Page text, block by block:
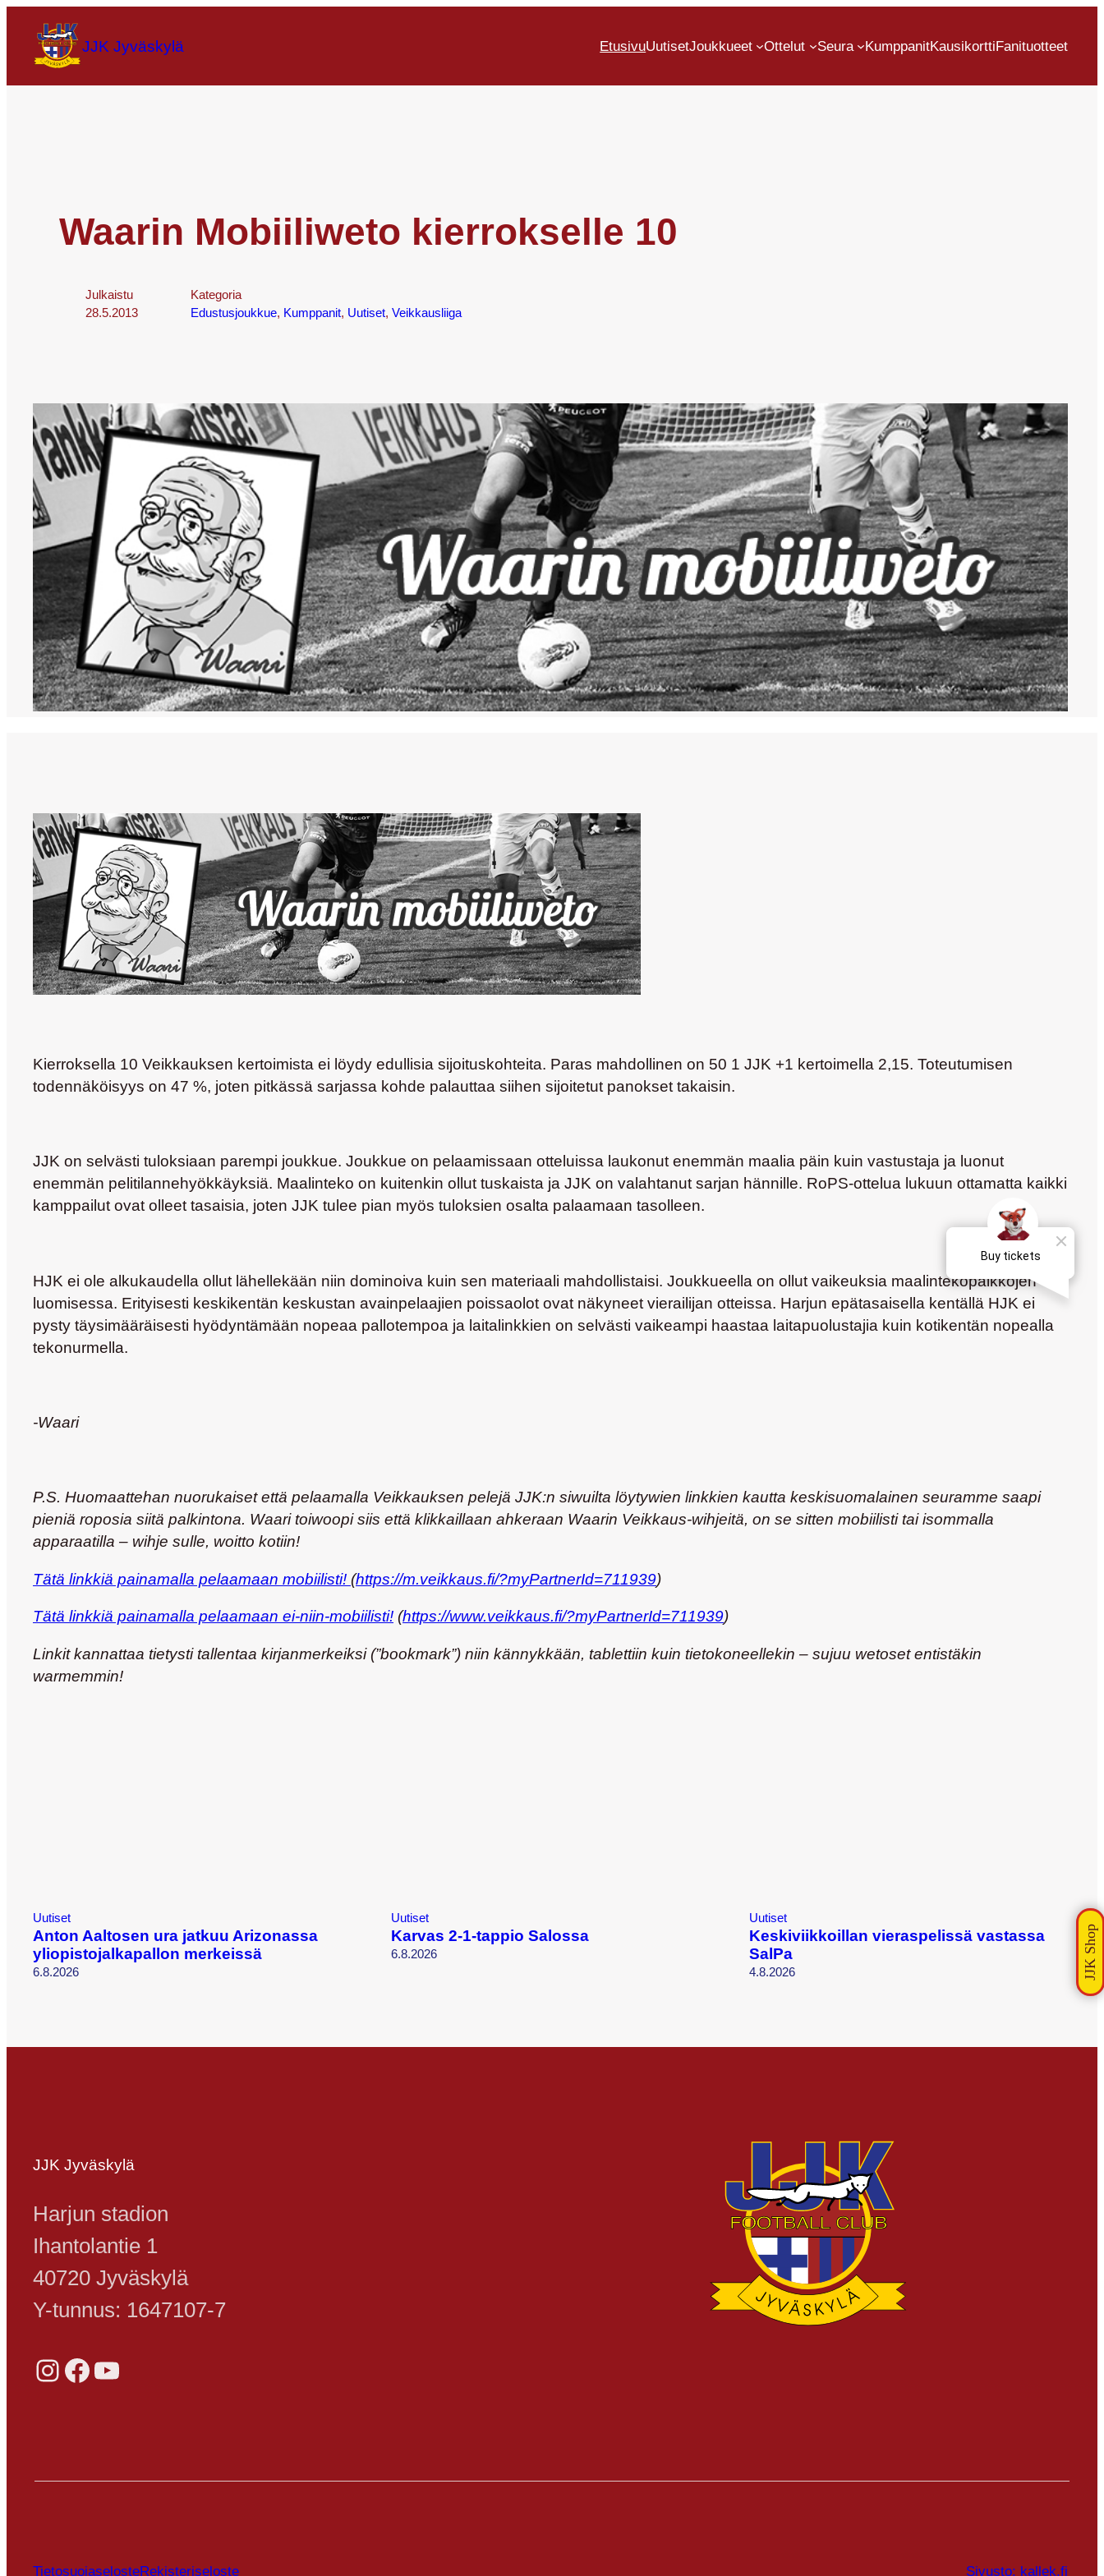
JJK Jyväskylä EtusivuUutisetJoukkueet Ottelut Seura KumppanitKausikorttiFanituotteet
Waarin Mobiiliweto kierrokselle 10
Julkaistu
28.5.2013
Kategoria
Edustusjoukkue, Kumppanit, Uutiset, Veikkausliiga
Kierroksella 10 Veikkauksen kertoimista ei löydy edullisia sijoituskohteita. Paras mahdollinen on 50 1 JJK +1 kertoimella 2,15. Toteutumisen
todennäköisyys on 47 %, joten pitkässä sarjassa kohde palauttaa siihen sijoitetut panokset takaisin.
JJK on selvästi tuloksiaan parempi joukkue. Joukkue on pelaamissaan otteluissa laukonut enemmän maalia päin kuin vastustaja ja luonut
enemmän pelitilannehyökkäyksiä. Maalinteko on kuitenkin ollut tuskaista ja JJK on valahtanut sarjan hännille. RoPS-ottelua lukuun ottamatta kaikki
kamppailut ovat olleet tasaisia, joten JJK tulee pian myös tuloksien osalta palaamaan tasolleen.
HJK ei ole alkukaudella ollut lähellekään niin dominoiva kuin sen materiaali mahdollistaisi. Joukkueella on ollut vaikeuksia maalintekopaikkojen
luomisessa. Erityisesti keskikentän keskustan avainpelaajien poissaolot ovat näkyneet vierailijan otteissa. Harjun epätasaisella kentällä HJK ei
pysty täysimääräisesti hyödyntämään nopeaa pallotempoa ja laitalinkkien on selvästi vaikeampi haastaa laitapuolustajia kuin kotikentän nopealla
tekonurmella.
-Waari
P.S. Huomaattehan nuorukaiset että pelaamalla Veikkauksen pelejä JJK:n siwuilta löytywien linkkien kautta keskisuomalainen seuramme saapi
pieniä roposia siitä palkintona. Waari toiwoopi siis että klikkaillaan ahkeraan Waarin Veikkaus-wihjeitä, on se sitten mobiilisti tai isommalla
apparaatilla – wihje sulle, woitto kotiin!
Tätä linkkiä painamalla pelaamaan mobiilisti! (https://m.veikkaus.fi/?myPartnerId=711939)
Tätä linkkiä painamalla pelaamaan ei-niin-mobiilisti! (https://www.veikkaus.fi/?myPartnerId=711939)
Linkit kannattaa tietysti tallentaa kirjanmerkeiksi (”bookmark”) niin kännykkään, tablettiin kuin tietokoneellekin – sujuu wetoset entistäkin
warmemmin!
Uutiset
Anton Aaltosen ura jatkuu Arizonassa
yliopistojalkapallon merkeissä
6.8.2026
Uutiset
Karvas 2-1-tappio Salossa
6.8.2026
Uutiset
Keskiviikkoillan vieraspelissä vastassa
SalPa
4.8.2026
JJK Jyväskylä
Harjun stadion
Ihantolantie 1
40720 Jyväskylä
Y-tunnus: 1647107-7
Instagram Facebook YouTube
TietosuojaselosteRekisteriseloste Sivusto: kallek.fi